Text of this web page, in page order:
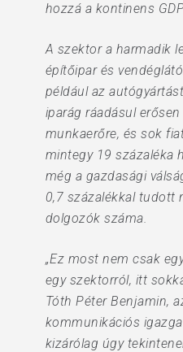
hozzá a kontinens
A szektor a harmadik
építőipar és
például az
iparág ráadásul
munkaerőre, és sok
mintegy 19 százaléka
még a gazdasági
0,7 százalékkal tudott
dolgozók száma.
„Ez most nem csak
egy szektorról, itt
Tóth Péter Benjamin,
kommunikációs
kizárólag úgy